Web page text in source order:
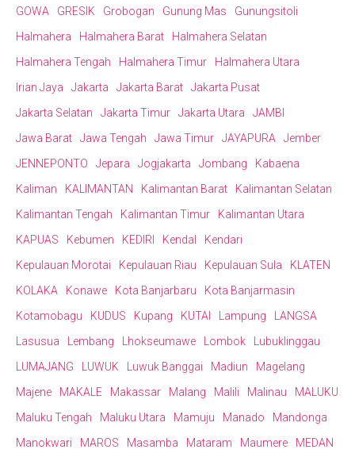
GOWA
GRESIK Grobogan Gunung Mas
Gunungsitoli
Halmahera
Halmahera Barat
Halmahera Selatan
Halmahera Tengah
Halmahera Timur
Halmahera Utara
Irian Jaya
Jakarta Jakarta Barat
Jakarta Pusat
Jakarta Selatan
Jakarta Timur Jakarta Utara
JAMBI
Jawa Barat
Jawa Tengah Jawa Timur JAYAPURA
Jember
JENNEPONTO
Jepara Jogjakarta Jombang
Kabaena
Kaliman
KALIMANTAN Kalimantan Barat
Kalimantan Selatan
Kalimantan Tengah
Kalimantan Timur
Kalimantan Utara
KAPUAS
Kebumen KEDIRI Kendal
Kendari
Kepulauan Morotai
Kepulauan Riau Kepulauan Sula
KLATEN
KOLAKA
Konawe Kota Banjarbaru
Kota Banjarmasin
Kotamobagu
KUDUS Kupang KUTAI Lampung
LANGSA
Lasusua
Lembang Lhokseumawe Lombok
Lubuklinggau
LUMAJANG
LUWUK Luwuk Banggai Madiun
Magelang
Majene
MAKALE Makassar Malang Malili Malinau
MALUKU
Maluku Tengah
Maluku Utara Mamuju Manado
Mandonga
Manokwari
MAROS Masamba Mataram Maumere MEDAN